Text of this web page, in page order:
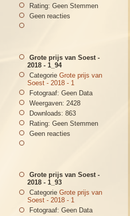
Rating: Geen Stemmen
Geen reacties
Grote prijs van Soest -
2018 - 1_94
Categorie Grote prijs van
Soest - 2018 - 1
Fotograaf: Geen Data
Weergaven: 2428
Downloads: 863
Rating: Geen Stemmen
Geen reacties
Grote prijs van Soest -
2018 - 1_93
Categorie Grote prijs van
Soest - 2018 - 1
Fotograaf: Geen Data